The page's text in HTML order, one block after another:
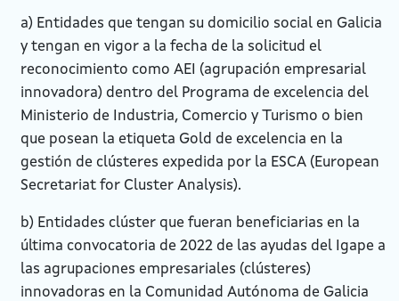
a) Entidades que tengan su domicilio social en Galicia
y tengan en vigor a la fecha de la solicitud el
reconocimiento como AEI (agrupación empresarial
innovadora) dentro del Programa de excelencia del
Ministerio de Industria, Comercio y Turismo o bien
que posean la etiqueta Gold de excelencia en la
gestión de clústeres expedida por la ESCA (European
Secretariat for Cluster Analysis).
b) Entidades clúster que fueran beneficiarias en la
última convocatoria de 2022 de las ayudas del Igape a
las agrupaciones empresariales (clústeres)
innovadoras en la Comunidad Autónoma de Galicia